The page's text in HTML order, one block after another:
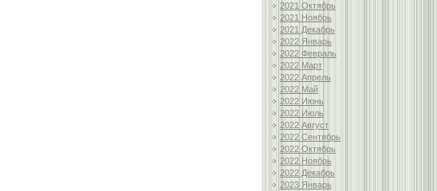
2021 Октябрь
2021 Ноябрь
2021 Декабрь
2022 Январь
2022 Февраль
2022 Март
2022 Апрель
2022 Май
2022 Июнь
2022 Июль
2022 Август
2022 Сентябрь
2022 Октябрь
2022 Ноябрь
2022 Декабрь
2023 Январь